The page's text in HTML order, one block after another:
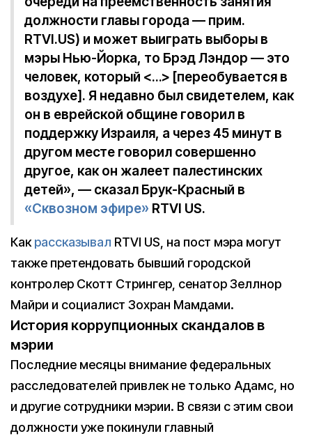
должности главы города — прим.
RTVI.US) и может выиграть выборы в
мэры Нью-Йорка, то Брэд Лэндор — это
человек, который <…> [переобувается в
воздухе]. Я недавно был свидетелем, как
он в еврейской общине говорил в
поддержку Израиля, а через 45 минут в
другом месте говорил совершенно
другое, как он жалеет палестинских
детей», — сказал Брук-Красный в
«Сквозном эфире» RTVI US.
Какрассказывал RTVI US, на пост мэра могут
также претендовать бывший городской
контролер Скотт Стрингер, сенатор Зеллнор
Майри и социалист Зохран Мамдами.
История коррупционных скандалов в
мэрии
Последние месяцы внимание федеральных
расследователей привлек не только Адамс, но
и другие сотрудники мэрии. В связи с этим свои
должности уже покинули главный